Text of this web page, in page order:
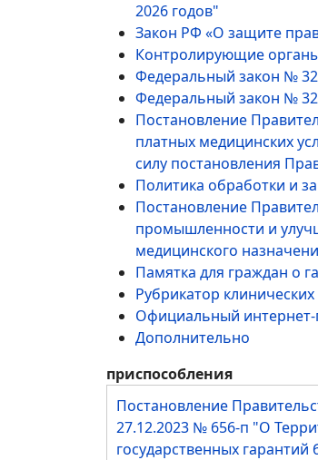
2026 годов"
Закон РФ «О защите
Контролирующие
Федеральный закон №
Федеральный закон №
Постановление
платных медицинских
силу постановления
Политика обработки и
Постановление
промышленности и
медицинского
Памятка для граждан о
Рубрикатор
Официальный
Дополнительно
приспособления
Постановление
27.12.2023 № 656-п "О
государственных